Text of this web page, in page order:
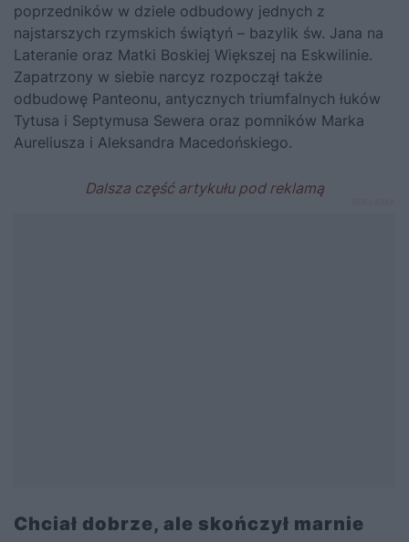
poprzedników w dziele odbudowy jednych z
najstarszych rzymskich świątyń – bazylik św. Jana na
Lateranie oraz Matki Boskiej Większej na Eskwilinie.
Zapatrzony w siebie narcyz rozpoczął także
odbudowę Panteonu, antycznych triumfalnych łuków
Tytusa i Septymusa Sewera oraz pomników Marka
Aureliusza i Aleksandra Macedońskiego.
Chciał dobrze, ale skończył marnie